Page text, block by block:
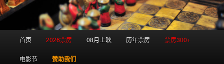
首页 2026票房 08月上映 历年票房 票房300+
电影节 赞助我们